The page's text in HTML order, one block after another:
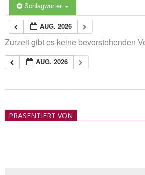
Schlagwörter
AUG. 2026
Zurzeit gibt es keine bevorstehenden
AUG. 2026
21PRÄSENTIERT VON